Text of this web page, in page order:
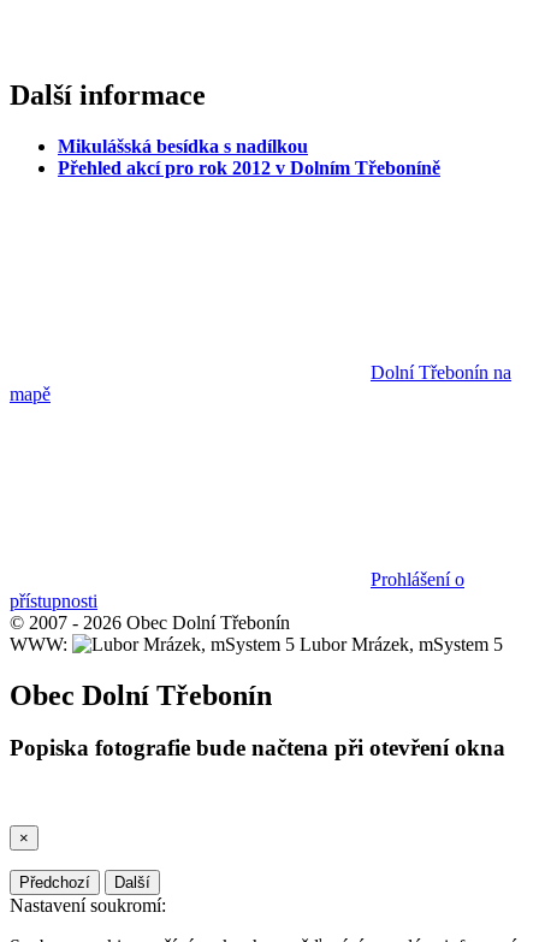
Další informace
Mikulášská besídka s nadílkou
Přehled akcí pro rok 2012 v Dolním Třeboníně
Dolní Třebonín na
mapě
Prohlášení o
přístupnosti
© 2007 - 2026 Obec Dolní Třebonín
WWW:
Lubor Mrázek, mSystem 5
Obec Dolní Třebonín
Popiska fotografie bude načtena při otevření okna
×
Předchozí Další
Nastavení soukromí: